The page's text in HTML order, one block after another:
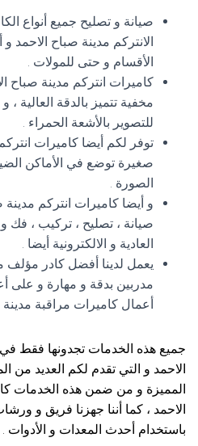
صيانة و تصليح جميع أنواع
الانتركم مدينة صباح الاحمد
الأقسام و حتى للمولات .
كاميرات انتركم مدينة صباح
للتصوير بالأشعة الحمراء .
توفر لكم أيضا كاميرات
صغيرة توضع في الأماكن
الصورة .
و أيضا كاميرات انتركم
صيانة ، تصليح ، تركيب ، فك
العادية و الالكترونية أيضا .
يعمل لدينا أفضل كادر
مدربين بدقة و مهارة و على
أعمال كاميرات مراقبة مدينة
جميع هذه الخدمات تجدونها فقط
الاحمد و التي تقدم لكم العديد من
المميزة و من ضمن هذه الخدمات
الاحمد ، كما أننا جهزنا فريق و
باستخدام أحدث المعدات و الأدوات .